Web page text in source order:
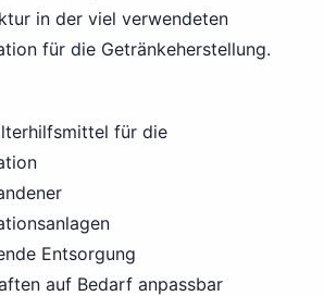
in der viel verwendeten
für die Getränkeherstellung.
für die
Entsorgung
auf Bedarf anpassbar